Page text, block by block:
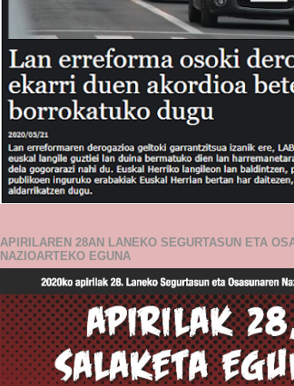
APIRILAREN 28AN LANEKO SEGURTASUN ETA
NAZIOARTEKO EGUNA